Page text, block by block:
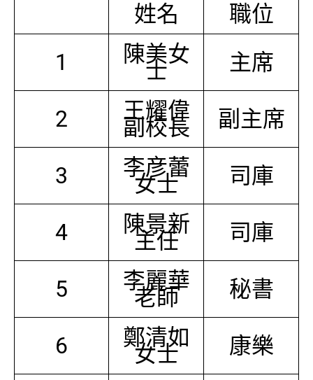
姓名
職位
1
陳美女
士 主席
2 王耀偉
副校長 副主席
3 李彦蕾
女士 司庫
4 陳景新
主任 司庫
5 李麗華
老師 秘書
6 鄭清如
女士 康樂